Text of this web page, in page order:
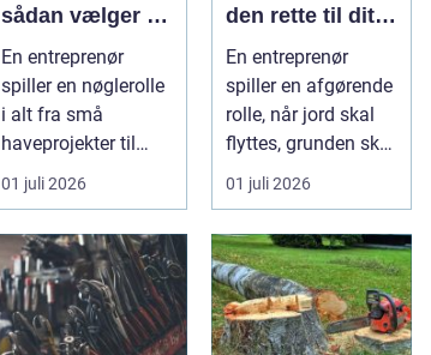
sådan vælger du
den rette
samarbejdspart
ner til dit
byggeri
En entreprenør
spiller en nøglerolle
i alt fra små
haveprojekter til
større byggerier. I
Nordjylland...
01 juli 2026
den rette til dit
projekt
En entreprenør
spiller en afgørende
rolle, når jord skal
flyttes, grunden skal
klargøres, eller der ...
01 juli 2026